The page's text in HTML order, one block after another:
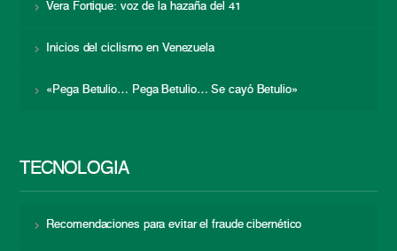
Vera Fortique: voz de la hazaña del 41
Inicios del ciclismo en Venezuela
«Pega Betulio… Pega Betulio… Se cayó Betulio»
TECNOLOGÍA
Recomendaciones para evitar el fraude cibernético